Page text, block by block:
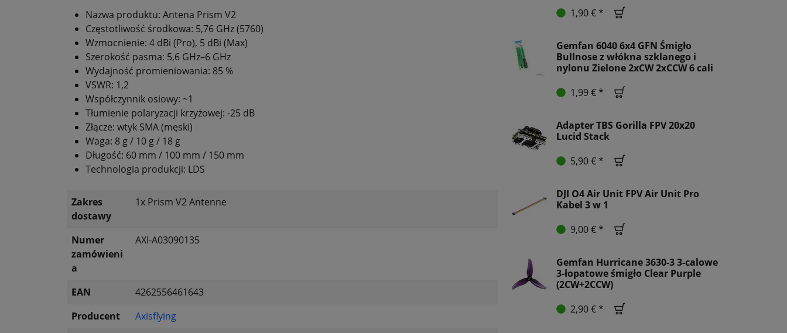
Nazwa produktu: Antena Prism V2
Częstotliwość środkowa: 5,76 GHz (5760)
Wzmocnienie: 4 dBi (Pro), 5 dBi (Max)
Szerokość pasma: 5,6 GHz–6 GHz
Wydajność promieniowania: 85 %
VSWR: 1,2
Współczynnik osiowy: ~1
Tłumienie polaryzacji krzyżowej: -25 dB
Złącze: wtyk SMA (męski)
Waga: 8 g / 10 g / 18 g
Długość: 60 mm / 100 mm / 150 mm
Technologia produkcji: LDS
Zakres
dostawy
1x Prism V2 Antenne
Numer
zamówieni
a
AXI-A03090135
EAN
4262556461643
Producent
Axisflying
1,90 € *
Gemfan 6040 6x4 GFN Śmigło
Bullnose z włókna szklanego i
nylonu Zielone 2xCW 2xCCW 6 cali
1,99 € *
Adapter TBS Gorilla FPV 20x20
Lucid Stack
5,90 € *
DJI O4 Air Unit FPV Air Unit Pro
Kabel 3 w 1
9,00 € *
Gemfan Hurricane 3630-3 3-calowe
3-łopatowe śmigło Clear Purple
(2CW+2CCW)
2,90 € *